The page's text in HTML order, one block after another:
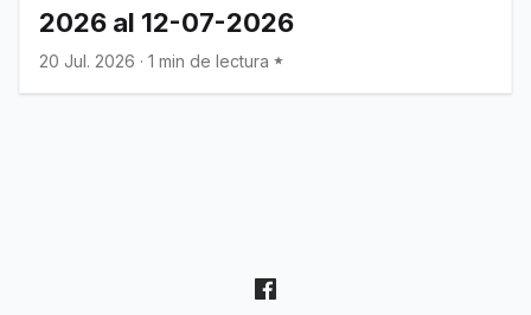
2026 al 12-07-2026
20 Jul. 2026 · 1 min de lectura